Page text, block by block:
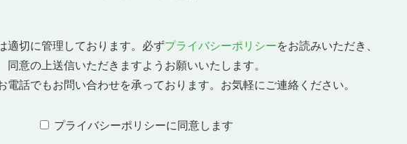
適切に管理しております。必ずプライバシーポリシーをお読みいただき、
同意の上送信いただきますようお願いいたします。
電話でもお問い合わせを承っております。お気軽にご連絡ください。
プライバシーポリシーに同意します